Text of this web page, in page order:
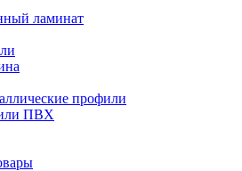
ламинат
профили
ПВХ